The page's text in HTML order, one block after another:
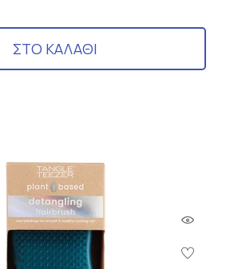
ΣΤΟ ΚΑΛΑΘΙ